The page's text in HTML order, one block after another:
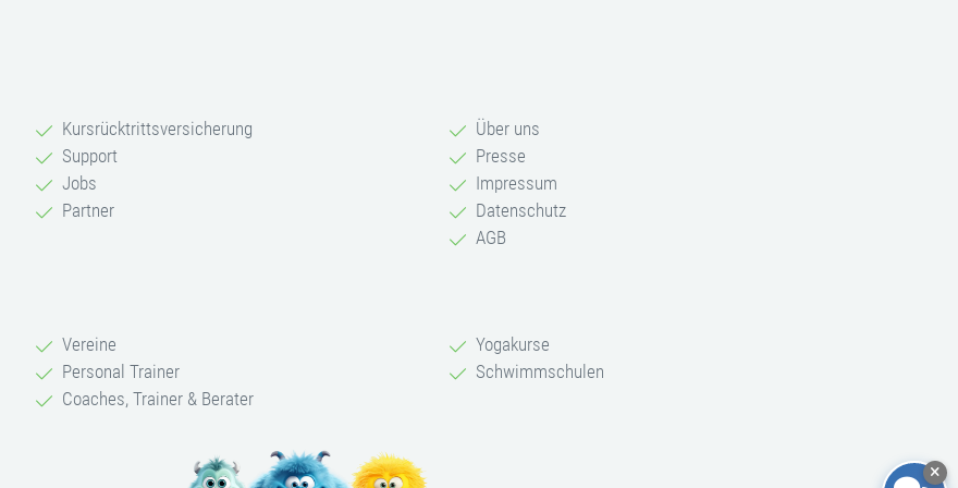
Kursrücktrittsversicherung
Support
Jobs
Partner
Über uns
Presse
Impressum
Datenschutz
AGB
Vereine
Personal Trainer
Coaches, Trainer & Berater
Yogakurse
Schwimmschulen